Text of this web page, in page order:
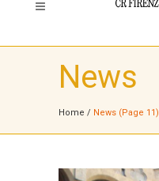
News
Home / News (Page 11)